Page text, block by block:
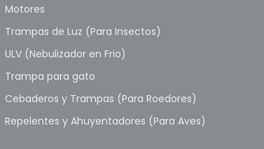
Motores
Trampas de Luz (Para Insectos)
ULV (Nebulizador en Frio)
Trampa para gato
Cebaderos y Trampas (Para Roedores)
Repelentes y Ahuyentadores (Para Aves)